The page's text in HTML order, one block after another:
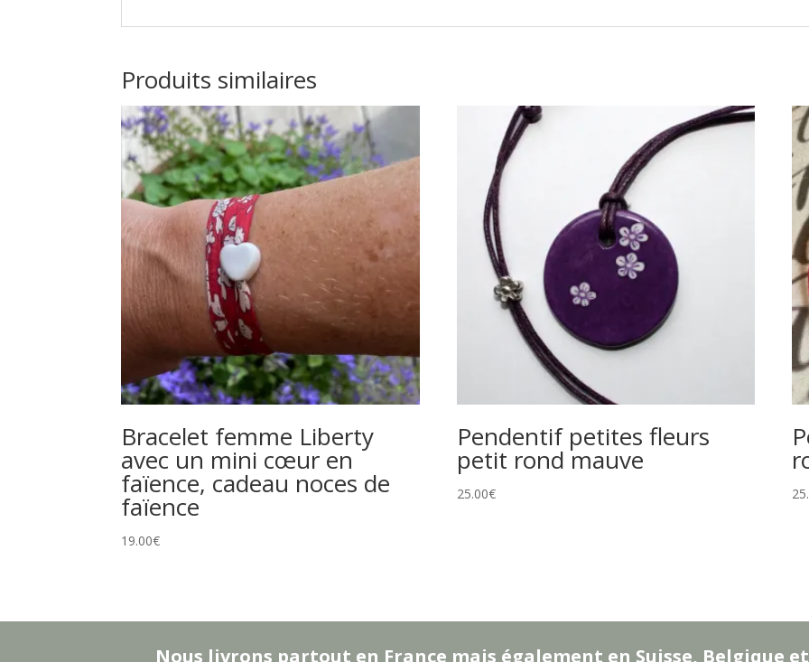
Produits similaires
Bracelet femme Liberty
avec un mini cœur en
faïence, cadeau noces de
faïence
19.00€
Pendentif petites fleurs
petit rond mauve
25.00€
Nous livrons partout en France mais également en Suisse, Belgique et